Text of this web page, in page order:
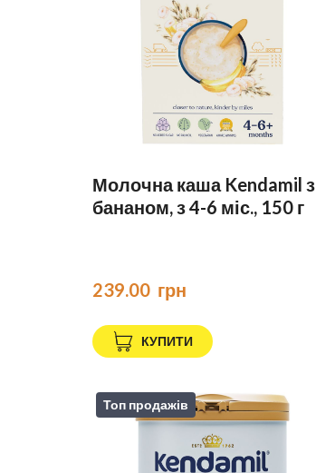
Молочна каша Kendamil з
бананом, з 4-6 міс., 150 г
239.00  грн
КУПИТИ
Топ продажів